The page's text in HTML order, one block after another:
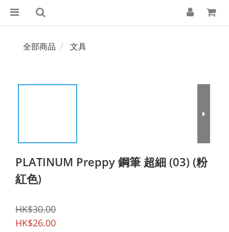
全部商品 文具
PLATINUM Preppy 鋼筆 超細 (03) (粉
紅色)
HK$30.00
HK$26.00